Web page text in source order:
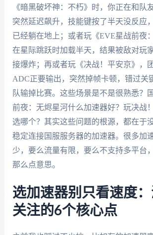
《暗黑破坏神：不朽》时，你正在和队
突然延迟飙升，技能键按了半天没反应
已经躺在地上；或者玩《EVE星战前夜
在星际跳跃时加载半天，结果被敌对玩
接爆炸；再或者玩《决战！平安京》，
ADC正要输出，突然掉帧卡顿，错过关
队输掉比赛。这些场景是不是很熟悉？
前夜：无烬星河什么加速器好？玩决战
选哪个？其实这些问题的根源，都在于
稳定连接国服服务器的加速器。很多加
少，要么流量有限，要么不支持多平台
那么点意思。
选加速器别只看速度
关注的6个核心点